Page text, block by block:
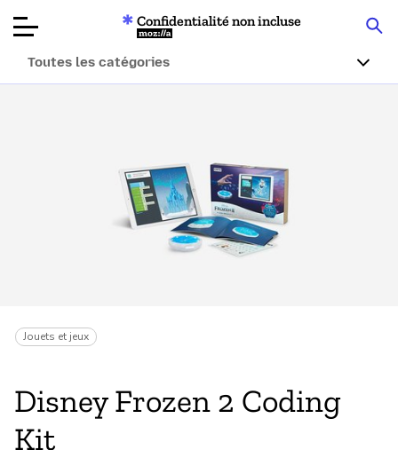
Articles
À propos
Faire un don
Confidentialité non incluse
Mozilla
Toutes les catégories
Jouets et jeux
Disney Frozen 2 Coding
Kit